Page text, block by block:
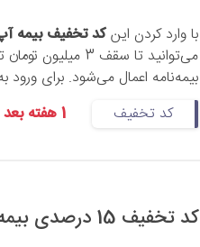
با وارد کردن اینکد تخفیف بیمه
می‌توانید تا سقف 3 میلیون تومان تخفیف بگیرید. این
بیمه‌نامه اعمال می‌شود. برای
کد تخفیف
1 هفته بعد
کد تخفیف 15 درصدی بیمه آتش سوزی آپ